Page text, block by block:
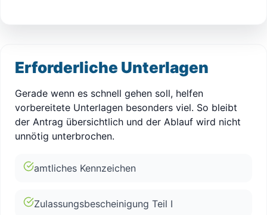
Erforderliche Unterlagen
Gerade wenn es schnell gehen soll, helfen
vorbereitete Unterlagen besonders viel. So bleibt
der Antrag übersichtlich und der Ablauf wird nicht
unnötig unterbrochen.
amtliches Kennzeichen
Zulassungsbescheinigung Teil I